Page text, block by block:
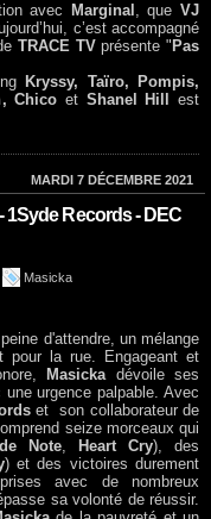
avec Marginal , queVJ
c’est accompagné
TRACE TVprésente " Pas
Kryssy, Taïro,
Pompis,
Chico et Shanel Hillest
MARDI 7 DÉCEMBRE 2021
1Syde Records - DEC
Masicka
d'attendre, un mélange
pour la rue. Engageant et
Masickadévoile ses
urgence palpable. Avec
et son collaborateur de
seize morceaux qui
Note, Heart Cry), des
) et des victoires durement
avec de nombreux
sa volonté de réussir.